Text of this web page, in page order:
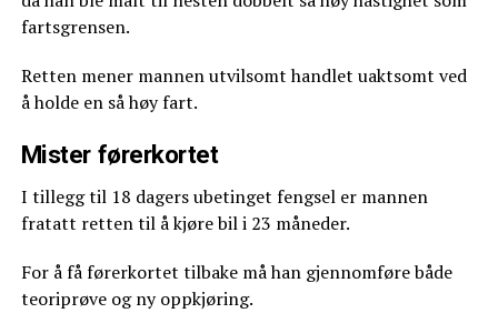
fartsgrensen.
Retten mener mannen utvilsomt handlet uaktsomt ved
å holde en så høy fart.
Mister førerkortet
I tillegg til 18 dagers ubetinget fengsel er mannen
fratatt retten til å kjøre bil i 23 måneder.
For å få førerkortet tilbake må han gjennomføre både
teoriprøve og ny oppkjøring.